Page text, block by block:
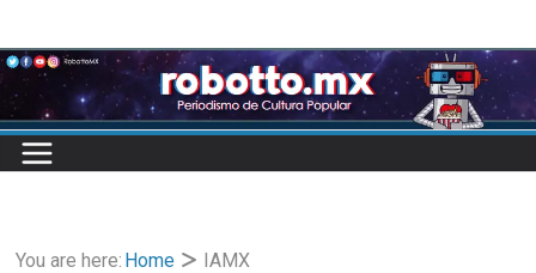
to
content
You are here: Home IAMX